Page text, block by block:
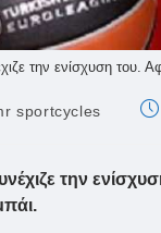
την ενίσχυση του.
sportcycles
την